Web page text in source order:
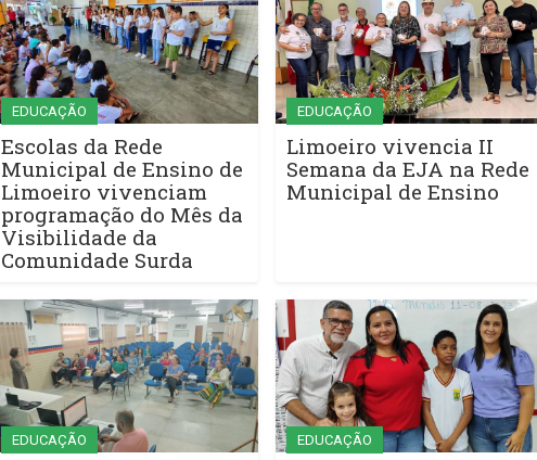
EDUCAÇÃO
Escolas da Rede
Municipal de Ensino de
Limoeiro vivenciam
programação do Mês da
Visibilidade da
Comunidade Surda
EDUCAÇÃO
Limoeiro vivencia II
Semana da EJA na Rede
Municipal de Ensino
EDUCAÇÃO EDUCAÇÃO